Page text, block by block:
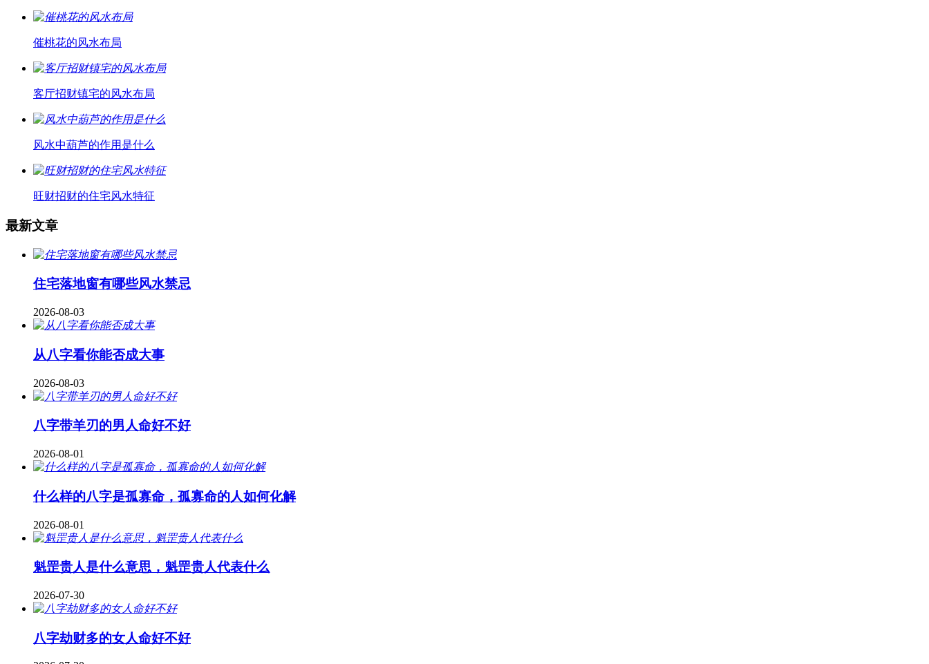
催桃花的风水布局
客厅招财镇宅的风水布局
风水中葫芦的作用是什么
旺财招财的住宅风水特征
最新文章
住宅落地窗有哪些风水禁忌
2026-08-03
从八字看你能否成大事
2026-08-03
八字带羊刃的男人命好不好
2026-08-01
什么样的八字是孤寡命，孤寡命的人如何化解
2026-08-01
魁罡贵人是什么意思，魁罡贵人代表什么
2026-07-30
八字劫财多的女人命好不好